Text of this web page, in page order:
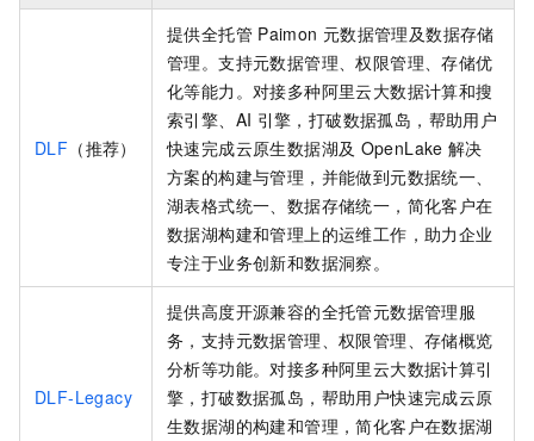
DLF （推荐）
提供全托管 Paimon 元数据管理及数据存储
管理。支持元数据管理、权限管理、存储优
化等能力。对接多种阿里云大数据计算和搜
索引擎、AI 引擎，打破数据孤岛，帮助用户
快速完成云原生数据湖及 OpenLake 解决
方案的构建与管理，并能做到元数据统一、
湖表格式统一、数据存储统一，简化客户在
数据湖构建和管理上的运维工作，助力企业
专注于业务创新和数据洞察。
DLF-Legacy
提供高度开源兼容的全托管元数据管理服
务，支持元数据管理、权限管理、存储概览
分析等功能。对接多种阿里云大数据计算引
擎，打破数据孤岛，帮助用户快速完成云原
生数据湖的构建和管理，简化客户在数据湖